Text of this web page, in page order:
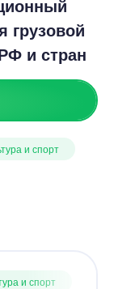
грузовой
и стран
и спорт
и спорт